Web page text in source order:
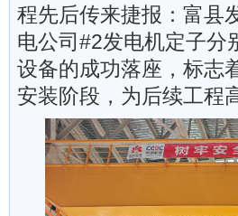
程先后传来捷报：富县
电公司#2发电机定子分
设备的成功落座，标志
安装阶段，为后续工程